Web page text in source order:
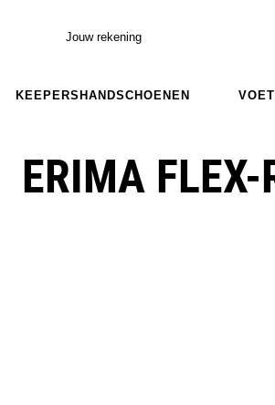
Jouw rekening
KEEPERSHANDSCHOENEN
ERIMA